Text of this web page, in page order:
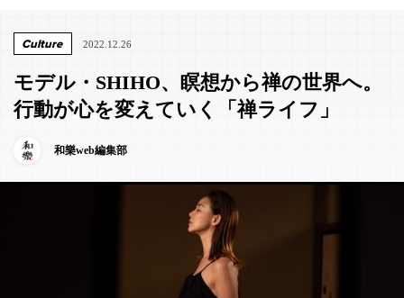
Culture 2022.12.26
モデル・SHIHO、瞑想から禅の世界へ。
行動が心を変えていく「禅ライフ」
和樂web編集部